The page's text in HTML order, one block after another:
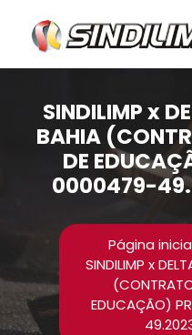
conteúdo
SINDILIMP x
BAHIA
DE
0000479-
Página
SINDILIMP x
EDUCAÇÃO)